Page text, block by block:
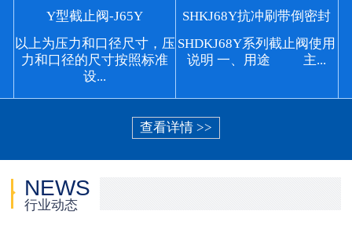
Y型截止阀-J65Y
以上为压力和口径尺寸，压
力和口径的尺寸按照标准
设...
SHKJ68Y抗冲刷带倒密封
SHDKJ68Y系列截止阀使用
说明 一、用途 主...
查看详情 >>
NEWS
行业动态